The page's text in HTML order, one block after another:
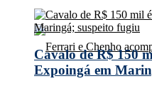
Cavalo de R$ 150
Expoingá em